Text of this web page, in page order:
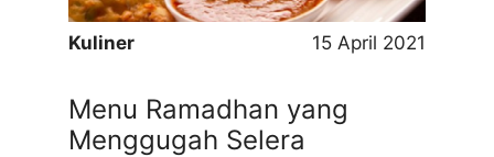
Kuliner 15 April 2021
Menu Ramadhan yang
Menggugah Selera